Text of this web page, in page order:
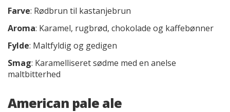
Farve: Rødbrun til kastanjebrun
Aroma: Karamel, rugbrød, chokolade og kaffebønner
Fylde: Maltfyldig og gedigen
Smag: Karamelliseret sødme med en anelse
maltbitterhed
American pale ale